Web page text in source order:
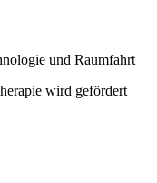
wird gefördert